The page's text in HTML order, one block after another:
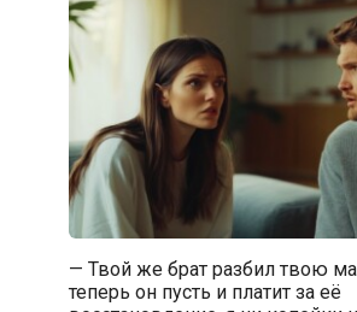
— Твой же брат разбил твою
теперь он пусть и платит за её